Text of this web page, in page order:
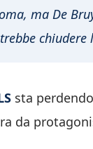
ma De
chiudere
sta
da